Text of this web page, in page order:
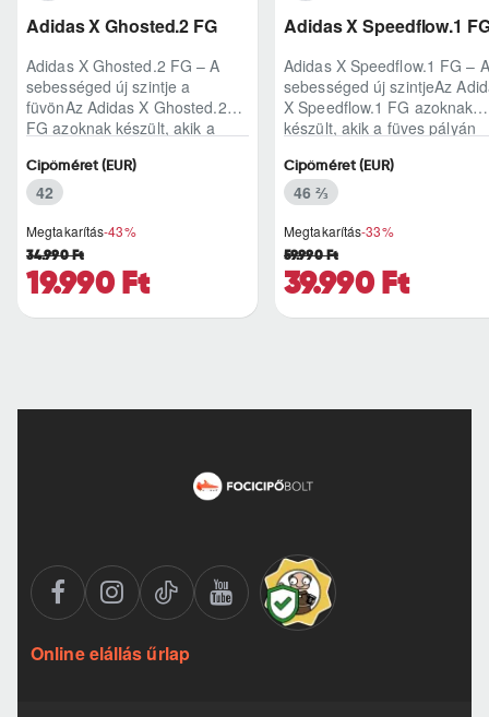
Adidas X Ghosted.2 FG
Adidas X Ghosted.2 FG – A
sebességed új szintje a
füvönAz Adidas X Ghosted.2
FG azoknak készült, akik a
pillanataiban is azonnal r..
Megtakarítás-43%
19.990 Ft
34.990 Ft
Cipőméret (EUR)
42
Adidas X Speedflow.1
Adidas X Speedflow.1 FG – A
sebességed új szintjeAz
X Speedflow.1 FG azoknak
készült, akik a füves pályán
ritmust diktál..
Megtakarítás-33%
39.990 Ft
59.990 Ft
Cipőméret (EUR)
46 ⅔
Online elállás űrlap